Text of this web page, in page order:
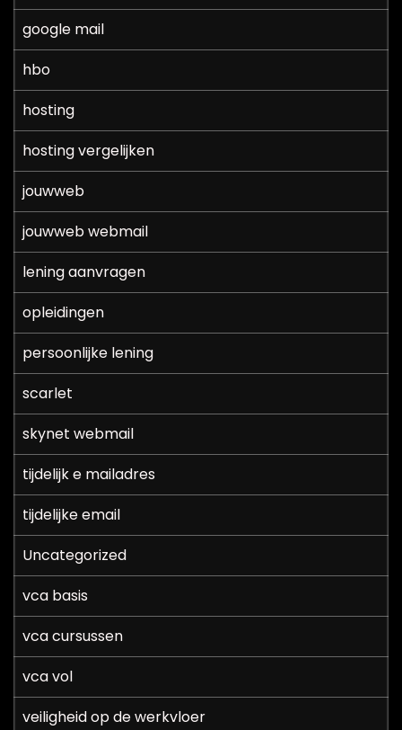
google mail
hbo
hosting
hosting vergelijken
jouwweb
jouwweb webmail
lening aanvragen
opleidingen
persoonlijke lening
scarlet
skynet webmail
tijdelijk e mailadres
tijdelijke email
Uncategorized
vca basis
vca cursussen
vca vol
veiligheid op de werkvloer